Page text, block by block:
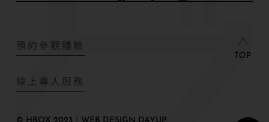
預約參觀體驗
線上專人服務